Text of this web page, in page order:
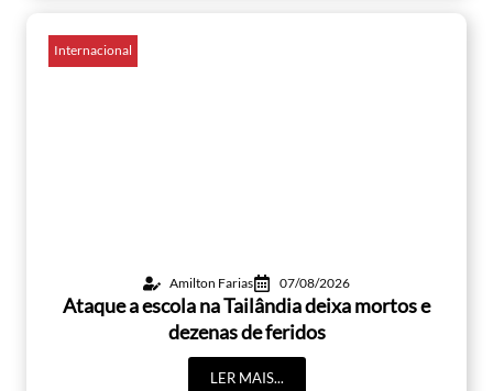
Internacional
Amilton Farias 07/08/2026
Ataque a escola na Tailândia deixa mortos e
dezenas de feridos
LER MAIS...